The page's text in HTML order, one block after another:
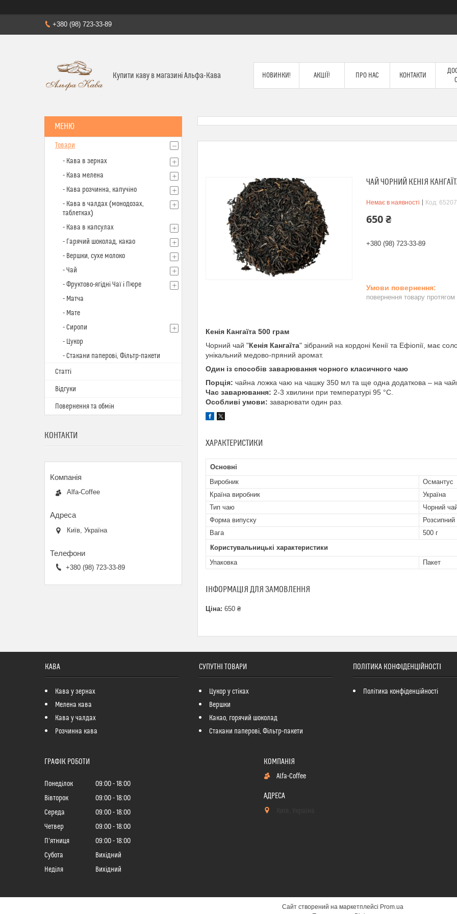
+380 (98) 723-33-89
Купити каву в магазині Альфа-Кава НОВИНКИ! АКЦІЇ! ПРО НАС КОНТАКТИ
ЧАЙ ЧОРНИЙ КЕНІЯ
Немає в наявності Код:
650 ₴
+380 (98) 723-33-89
повернення товару
Кенія Кангаїта 500 грам
Чорний чай "Кенія Кангаїта" зібраний на кордоні Кенії та Ефіопії, має
унікальний медово-пряний аромат.
Один із способів заварювання чорного класичного чаю
Порція: чайна ложка чаю на чашку 350 мл та ще одна додаткова – на
Час заварювання: 2-3 хвилини при температурі 95 °C.
Особливі умови: заварювати один раз.
ХАРАКТЕРИСТИКИ
Основні
Виробник
Османтус
Країна виробник
Україна
Тип чаю
Чорний
Форма випуску
Розсипний
Вага
500 г
Користувальницькі характеристики
Упаковка
Пакет
ІНФОРМАЦІЯ ДЛЯ ЗАМОВЛЕННЯ
Ціна: 650 ₴
Товари
- Кава в зернах
- Кава мелена
- Кава розчинна, капучіно
- Кава в чалдах (монодозах,
таблетках)
- Кава в капсулах
- Гарячий шоколад, какао
- Вершки, сухе молоко
- Чай
- Фруктово-ягідні Чаї і Пюре
- Матча
- Мате
- Сиропи
- Цукор
- Стакани паперові, Фільтр-пакети
Статті
Відгуки
Повернення та обмін
КОНТАКТИ
Alfa-Coffee
Київ, Україна
+380 (98) 723-33-89
КАВА
Кава у зернах
Мелена кава
Кава у чалдах
Розчинна кава
СУПУТНІ ТОВАРИ
Цукор у стіках
Вершки
Какао, горячий шоколад
Стакани паперові, Фільтр-пакети
ПОЛІТИКА КОНФІДЕНЦІЙНОСТІ
Політика конфіденційності
ГРАФІК РОБОТИ
Понеділок 09:00
18:00
Вівторок
09:00
18:00
Середа
09:00
18:00
Четвер
09:00
18:00
Пʼятниця
09:00
18:00
Субота
Вихідний
Неділя
Вихідний
Alfa-Coffee
Сайт створений на маркетплейсі Prom.ua